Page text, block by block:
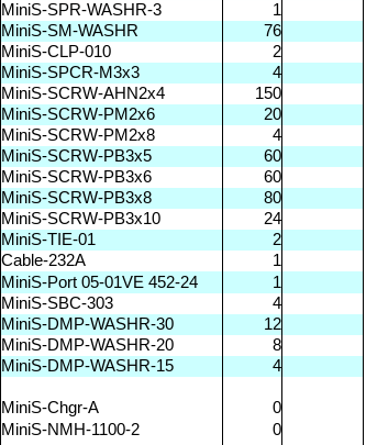
MiniS-SPR-WASHR-3
1
MiniS-SM-WASHR
76
MiniS-CLP-010
2
MiniS-SPCR-M3x3
4
MiniS-SCRW-AHN2x4
150
MiniS-SCRW-PM2x6
20
MiniS-SCRW-PM2x8
4
MiniS-SCRW-PB3x5
60
MiniS-SCRW-PB3x6
60
MiniS-SCRW-PB3x8
80
MiniS-SCRW-PB3x10
24
MiniS-TIE-01
2
Cable-232A
1
MiniS-Port 05-01VE 452-24
1
MiniS-SBC-303
4
MiniS-DMP-WASHR-30
12
MiniS-DMP-WASHR-20
8
MiniS-DMP-WASHR-15 4
MiniS-Chgr-A
0
MiniS-NMH-1100-2 0